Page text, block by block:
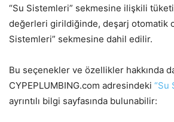
“Su Sistemleri” sekmesine ilişkili
değerleri girildiğinde, deşarj otomatik
Sistemleri” sekmesine dahil edilir.
Bu seçenekler ve özellikler hakkında
CYPEPLUMBING.com adresindeki “Su
ayrıntılı bilgi sayfasında bulunabilir: